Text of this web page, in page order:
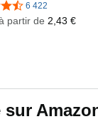
6 422
partir de 2,43 €